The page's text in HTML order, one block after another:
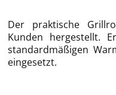
Der praktische
Kunden hergestellt.
standardmäßigen
eingesetzt.